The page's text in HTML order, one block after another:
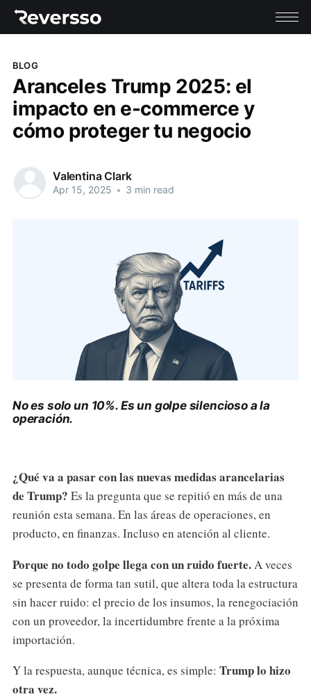
BLOG
Aranceles Trump 2025: el
impacto en e-commerce y
cómo proteger tu negocio
Valentina Clark
Apr 15, 2025 • 3 min read
No es solo un 10%. Es un golpe silencioso a la
operación.
¿Qué va a pasar con las nuevas medidas arancelarias
de Trump? Es la pregunta que se repitió en más de una
reunión esta semana. En las áreas de operaciones, en
producto, en finanzas. Incluso en atención al cliente.
Porque no todo golpe llega con un ruido fuerte. A veces
se presenta de forma tan sutil, que altera toda la estructura
sin hacer ruido: el precio de los insumos, la renegociación
con un proveedor, la incertidumbre frente a la próxima
importación.
Y la respuesta, aunque técnica, es simple: Trump lo hizo
otra vez.